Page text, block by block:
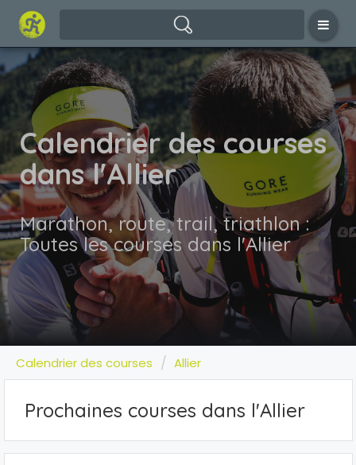
Calendrier des courses
dans l'Allier
Marathon, route, trail, triathlon :
Toutes les courses dans l'Allier
Calendrier des courses Allier
Prochaines courses dans l'Allier